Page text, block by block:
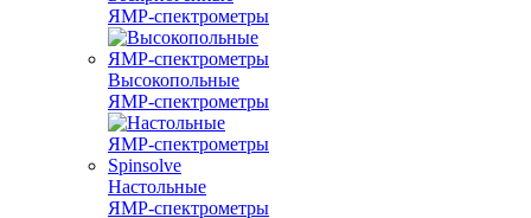
ЯМР‑спектрометры
Высокопольные
ЯМР‑спектрометры
Настольные
ЯМР‑спектрометры